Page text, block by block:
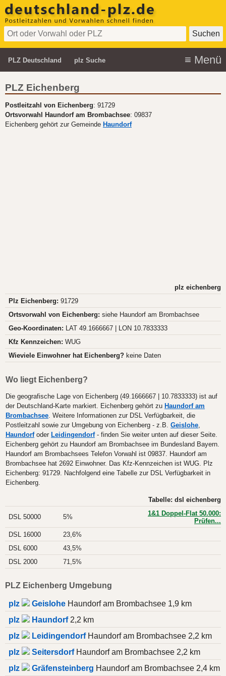
PLZ Deutschland plz Suche
PLZ Eichenberg
Postleitzahl von Eichenberg: 91729
Ortsvorwahl Haundorf am Brombachsee: 09837
Eichenberg gehört zur Gemeinde Haundorf
plz eichenberg
Plz Eichenberg: 91729
Ortsvorwahl von Eichenberg: siehe Haundorf am Brombachsee
Geo-Koordinaten: LAT 49.1666667 | LON 10.7833333
Kfz Kennzeichen: WUG
Wieviele Einwohner hat Eichenberg? keine Daten
Wo liegt Eichenberg?
Die geografische Lage von Eichenberg (49.1666667 | 10.7833333) ist auf
der Deutschland-Karte markiert. Eichenberg gehört zu Haundorf am
Brombachsee. Weitere Informationen zur DSL Verfügbarkeit, die
Postleitzahl sowie zur Umgebung von Eichenberg - z.B. Geislohe,
Haundorfoder Leidingendorf- finden Sie weiter unten auf dieser Seite.
Eichenberg gehört zu Haundorf am Brombachsee im Bundesland Bayern.
Haundorf am Brombachsees Telefon Vorwahl ist 09837. Haundorf am
Brombachsee hat 2692 Einwohner. Das Kfz-Kennzeichen ist WUG. Plz
Eichenberg: 91729. Nachfolgend eine Tabelle zur DSL Verfügbarkeit in
Eichenberg.
Tabelle: dsl eichenberg
DSL 50000 5%
1&1 Doppel-Flat 50.000:
Prüfen...
DSL 16000
23,6%
DSL 6000
43,5%
DSL 2000
71,5%
PLZ Eichenberg Umgebung
plz Geislohe Haundorf am Brombachsee 1,9 km
plz
Haundorf2,2 km
plz
LeidingendorfHaundorf am Brombachsee 2,2 km
plz
SeitersdorfHaundorf am Brombachsee 2,2 km
plz
Gräfensteinberg Haundorf am Brombachsee 2,4 km